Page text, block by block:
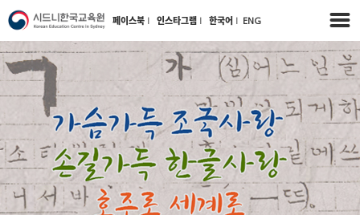
페이스북 l 인스타그램 l 한국어 l ENG